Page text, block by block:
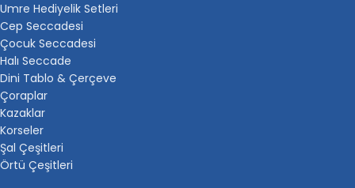
Umre Hediyelik Setleri
Cep Seccadesi
Çocuk Seccadesi
Halı Seccade
Dini Tablo & Çerçeve
Çoraplar
Kazaklar
Korseler
Şal Çeşitleri
Örtü Çeşitleri